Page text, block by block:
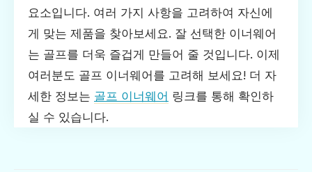
요소입니다. 여러 가지 사항을 고려하여 자신에
게 맞는 제품을 찾아보세요. 잘 선택한 이너웨어
는 골프를 더욱 즐겁게 만들어 줄 것입니다. 이제
여러분도 골프 이너웨어를 고려해 보세요! 더 자
세한 정보는 골프 이너웨어 링크를 통해 확인하
실 수 있습니다.